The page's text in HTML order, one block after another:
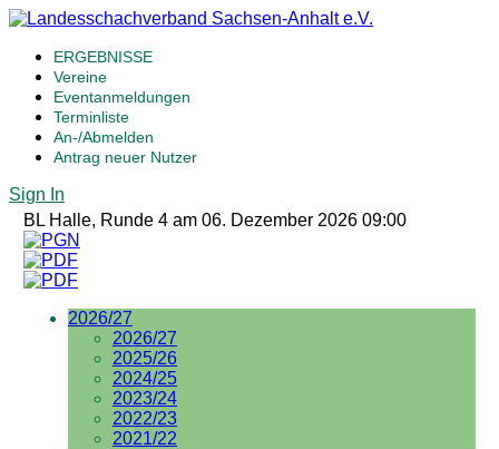
ERGEBNISSE
Vereine
Eventanmeldungen
Terminliste
An-/Abmelden
Antrag neuer Nutzer
Sign In
BL Halle, Runde 4 am 06. Dezember 2026 09:00
2026/27
2026/27
2025/26
2024/25
2023/24
2022/23
2021/22